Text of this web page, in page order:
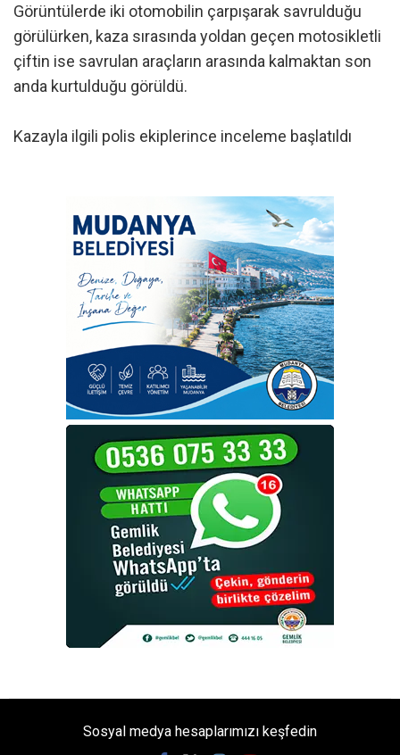
Görüntülerde iki otomobilin çarpışarak savrulduğu
görülürken, kaza sırasında yoldan geçen motosikletli
çiftin ise savrulan araçların arasında kalmaktan son
anda kurtulduğu görüldü.
Kazayla ilgili polis ekiplerince inceleme başlatıldı
Sosyal medya hesaplarımızı keşfedin